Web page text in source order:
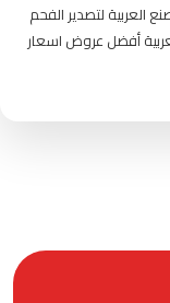
العربية لتصدير الفحم
أفضل عروض اسعار